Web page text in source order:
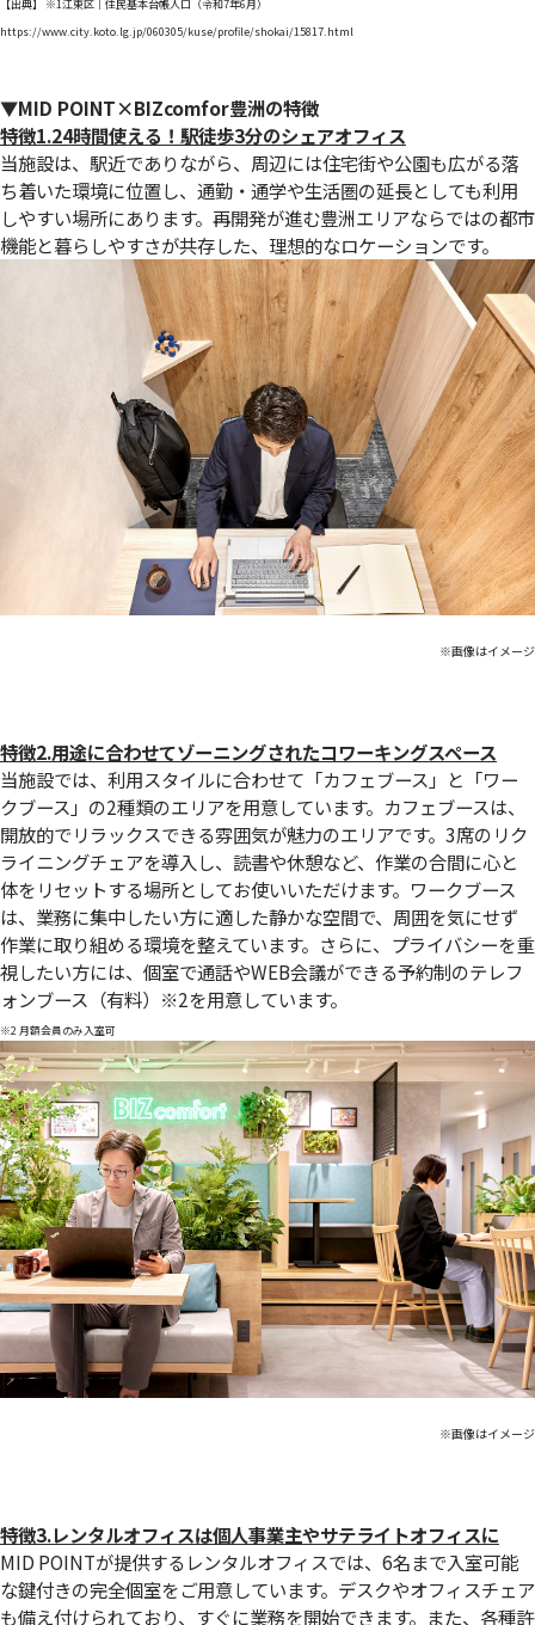
【出典】 ※1江東区｜住民基本台帳人口（令和7年6月）
https://www.city.koto.lg.jp/060305/kuse/profile/shokai/15817.html
▼MID POINT×BIZcomfor豊洲の特徴
特徴1.24時間使える！駅徒歩3分のシェアオフィス
当施設は、駅近でありながら、周辺には住宅街や公園も広がる落
ち着いた環境に位置し、通勤・通学や生活圏の延長としても利用
しやすい場所にあります。再開発が進む豊洲エリアならではの都市
機能と暮らしやすさが共存した、理想的なロケーションです。
※画像はイメージ
特徴2.用途に合わせてゾーニングされたコワーキングスペース
当施設では、利用スタイルに合わせて「カフェブース」と「ワー
クブース」の2種類のエリアを用意しています。カフェブースは、
開放的でリラックスできる雰囲気が魅力のエリアです。3席のリク
ライニングチェアを導入し、読書や休憩など、作業の合間に心と
体をリセットする場所としてお使いいただけます。ワークブース
は、業務に集中したい方に適した静かな空間で、周囲を気にせず
作業に取り組める環境を整えています。さらに、プライバシーを重
視したい方には、個室で通話やWEB会議ができる予約制のテレフ
ォンブース（有料） ※2を用意しています。
※2 月額会員のみ入室可
※画像はイメージ
特徴3.レンタルオフィスは個人事業主やサテライトオフィスに
MID POINTが提供するレンタルオフィスでは、6名まで入室可能
な鍵付きの完全個室をご用意しています。デスクやオフィスチェア
も備え付けられており、すぐに業務を開始できます。また、各種許